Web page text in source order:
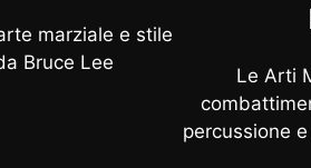
marziale e stile
Bruce Lee
Le Arti
percussione